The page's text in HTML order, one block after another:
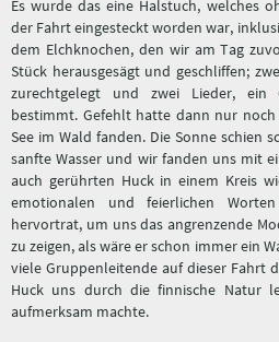
Es wurde das eine Halstuch, welches
der Fahrt eingesteckt worden war,
dem Elchknochen, den wir am Tag
Stück herausgesägt und geschliffen;
zurechtgelegt und zwei Lieder, ein
bestimmt. Gefehlt hatte dann nur
See im Wald fanden. Die Sonne schien
sanfte Wasser und wir fanden uns mit
auch gerührten Huck in einem Kreis
emotionalen und feierlichen
hervortrat, um uns das angrenzende
zu zeigen, als wäre er schon immer ein
viele Gruppenleitende auf dieser Fahrt
Huck uns durch die finnische Natur
aufmerksam machte.